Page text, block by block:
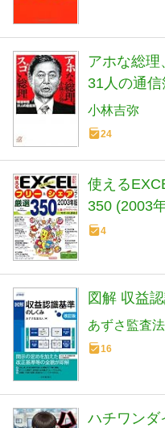
アホな総
31人の通
22-6)
小林吉弥
24
使える
350 (2003
4
図解 収益
あずさ監査法
16
ハチワンダ